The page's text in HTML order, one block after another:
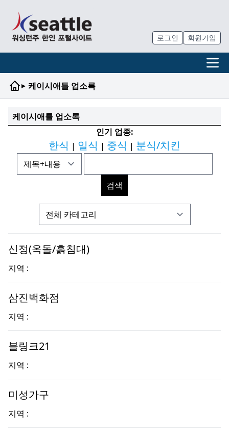
로그인 회원가입
▸ 케이시애틀 업소록
케이시애틀 업소록
인기 업종:
한식 | 일식 | 중식 | 분식/치킨
검색
신정(옥돌/흙침대)
지역 :
삼진백화점
지역 :
블링크21
지역 :
미성가구
지역 :